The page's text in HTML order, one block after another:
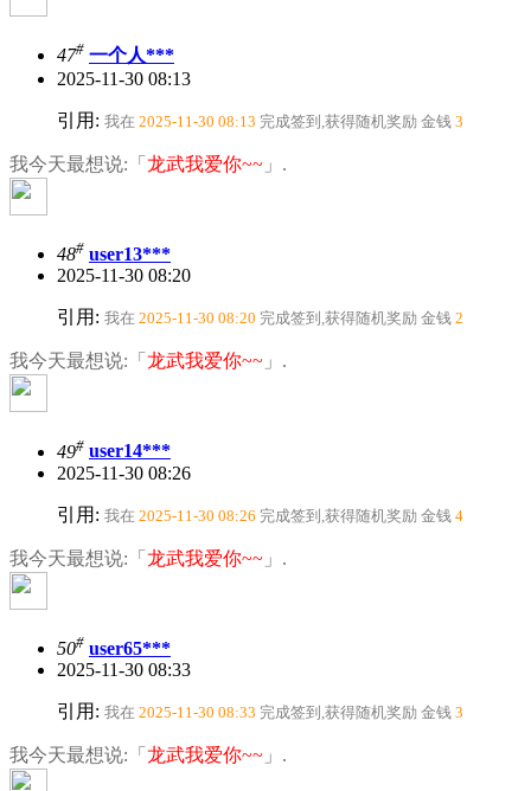
47# 一个人***
2025-11-30 08:13
引用: 我在 2025-11-30 08:13 完成签到,获得随机奖励 金钱 3
我今天最想说:「 龙武我爱你~~ 」.
48# user13***
2025-11-30 08:20
引用: 我在 2025-11-30 08:20 完成签到,获得随机奖励 金钱 2
我今天最想说:「 龙武我爱你~~ 」.
49# user14***
2025-11-30 08:26
引用: 我在 2025-11-30 08:26 完成签到,获得随机奖励 金钱 4
我今天最想说:「 龙武我爱你~~ 」.
50# user65***
2025-11-30 08:33
引用: 我在 2025-11-30 08:33 完成签到,获得随机奖励 金钱 3
我今天最想说:「 龙武我爱你~~ 」.